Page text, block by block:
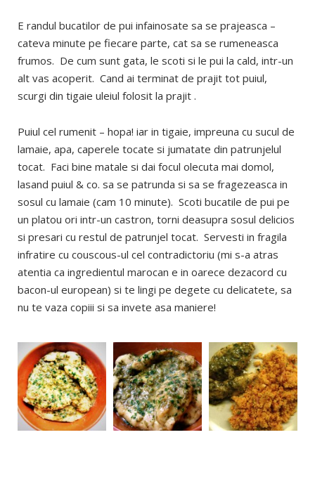
E randul bucatilor de pui infainosate sa se prajeasca –
cateva minute pe fiecare parte, cat sa se rumeneasca
frumos. De cum sunt gata, le scoti si le pui la cald, intr-un
alt vas acoperit. Cand ai terminat de prajit tot puiul,
scurgi din tigaie uleiul folosit la prajit .
Puiul cel rumenit – hopa! iar in tigaie, impreuna cu sucul de
lamaie, apa, caperele tocate si jumatate din patrunjelul
tocat. Faci bine matale si dai focul olecuta mai domol,
lasand puiul & co. sa se patrunda si sa se fragezeasca in
sosul cu lamaie (cam 10 minute). Scoti bucatile de pui pe
un platou ori intr-un castron, torni deasupra sosul delicios
si presari cu restul de patrunjel tocat. Servesti in fragila
infratire cu couscous-ul cel contradictoriu (mi s-a atras
atentia ca ingredientul marocan e in oarece dezacord cu
bacon-ul european) si te lingi pe degete cu delicatete, sa
nu te vaza copiii si sa invete asa maniere!